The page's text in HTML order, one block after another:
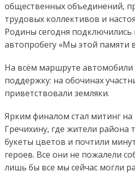
общественных объединений,
трудовых коллективов и
Родины сегодня
автопробегу «Мы этой памяти
На всём маршруте
поддержку: на обочинах
приветствовали земляки.
Ярким финалом стал митинг
Гречихину, где жители района
букеты цветов и почтили
героев. Все они не пожалели
лишь бы все мы сейчас могли